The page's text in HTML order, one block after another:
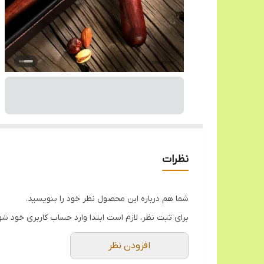
نظرات
شما هم درباره این محصول نظر خود را بنویسید.
برای ثبت نظر، لازم است ابتدا وارد حساب کاربری خود
افزودن نظر